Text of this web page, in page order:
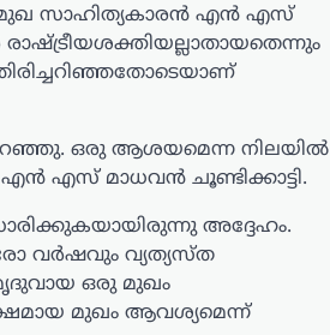
സാഹിത്യകാരന്‍ എന്‍ എസ്
പറഞ്ഞു. ഒരു ആശയമെന്ന നിലയില്‍
എസ് മാധവന്‍ ചൂണ്ടിക്കാട്ടി.
അദ്ദേഹം.
വര്‍ഷവും വ്യത്യസ്ത
ഒരു മുഖം
മുഖം ആവശ്യമെന്ന്